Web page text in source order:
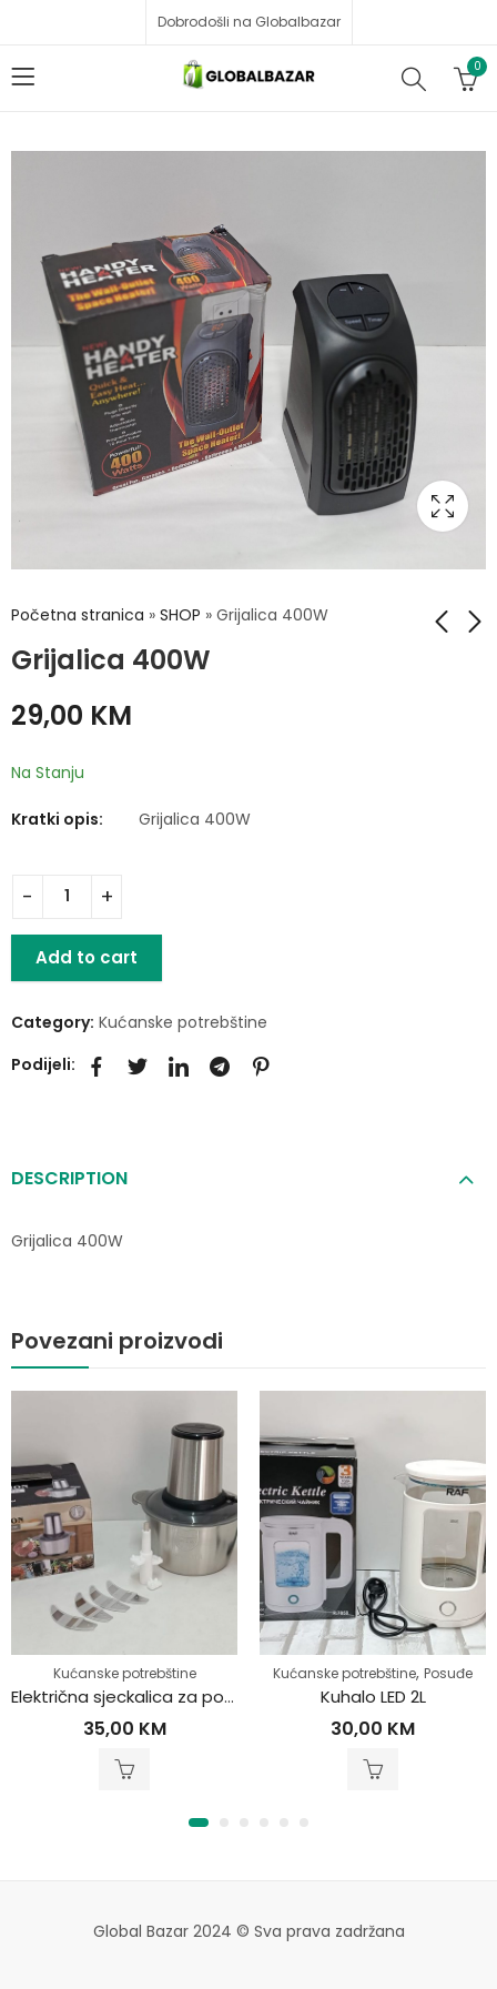
Dobrodošli na Globalbazar
0
Početna stranica » SHOP » Grijalica 400W
Grijalica 400W
29,00 KM
Na Stanju
Kratki opis: Grijalica 400W
Add to cart
Category: Kućanske potrebštine
Podijeli:
DESCRIPTION
Grijalica 400W
Povezani proizvodi
Kućanske potrebštine
Električna sjeckalica za povrće i meso
35,00 KM
Kućanske potrebštine, Posuđe
Kuhalo LED 2L
30,00 KM
Global Bazar 2024 © Sva prava zadržana